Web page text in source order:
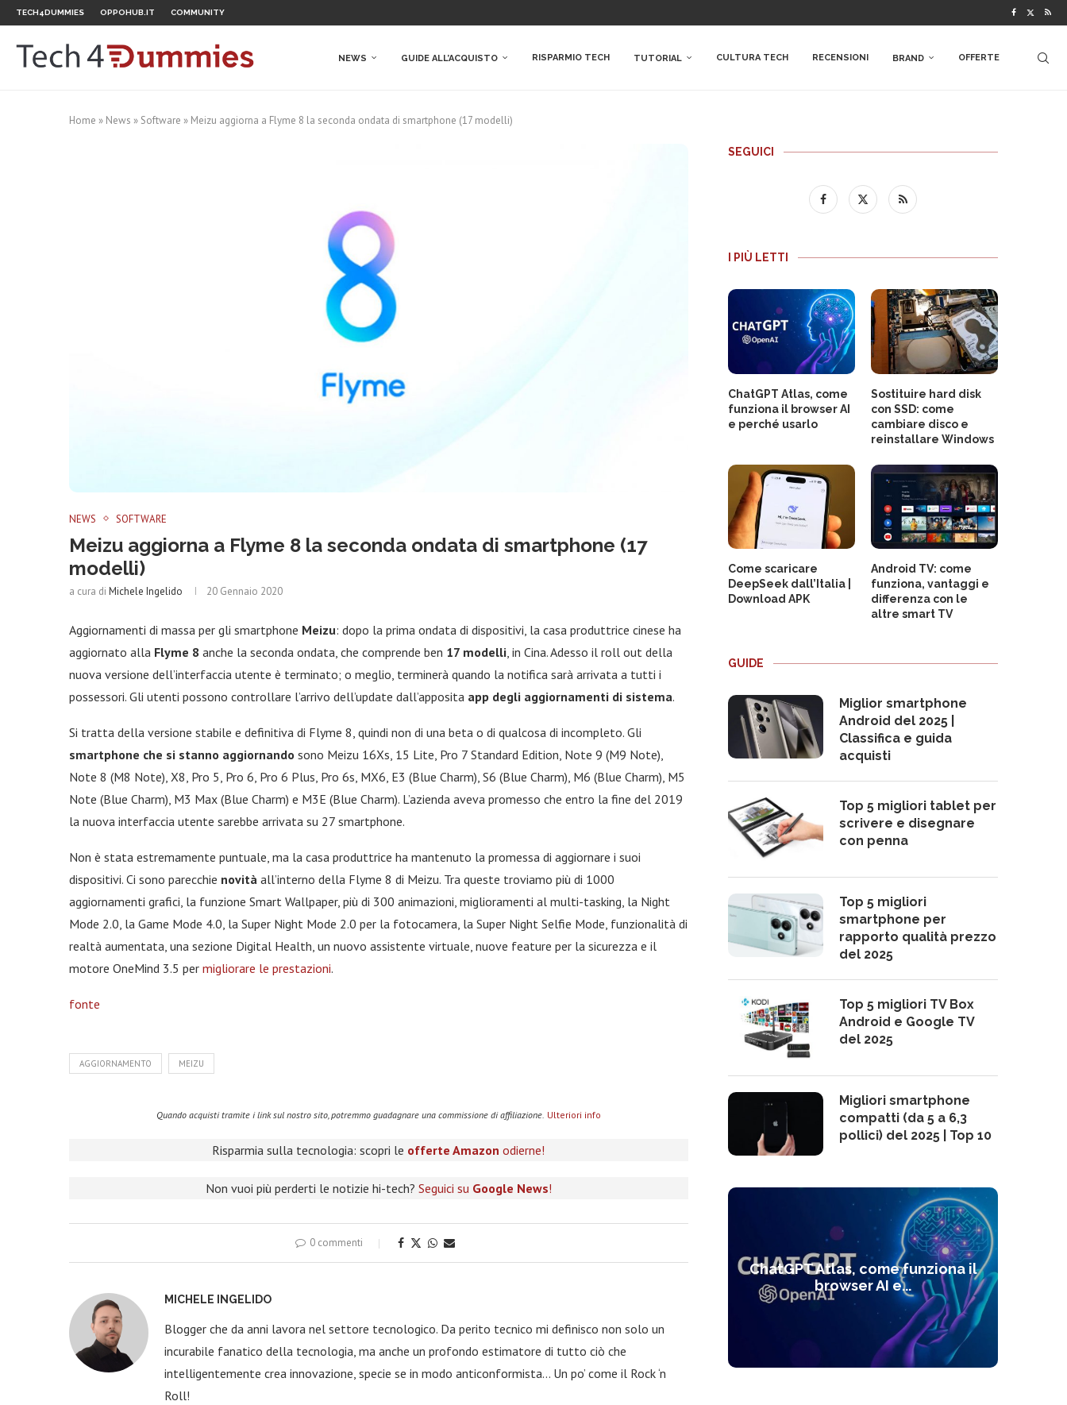
TECH4DUMMIES OPPOHUB.IT COMMUNITY
NEWS GUIDE ALL’ACQUISTO RISPARMIO TECH TUTORIAL CULTURA TECH RECENSIONI BRAND OFFERTE
Home » News » Software » Meizu aggiorna a Flyme 8 la seconda ondata di smartphone (17 modelli)
NEWS SOFTWARE
Meizu aggiorna a Flyme 8 la seconda ondata di smartphone (17
modelli)
a cura di Michele Ingelido 20 Gennaio 2020
Aggiornamenti di massa per gli smartphone Meizu: dopo la prima ondata di dispositivi, la casa produttrice cinese ha
aggiornato alla Flyme 8 anche la seconda ondata, che comprende ben 17 modelli , in Cina. Adesso il roll out della
nuova versione dell’interfaccia utente è terminato; o meglio, terminerà quando la notifica sarà arrivata a tutti i
possessori. Gli utenti possono controllare l’arrivo dell’update dall’apposita app degli aggiornamenti di sistema.
Si tratta della versione stabile e definitiva di Flyme 8, quindi non di una beta o di qualcosa di incompleto. Gli
smartphone che si stanno aggiornando sono Meizu 16Xs, 15 Lite, Pro 7 Standard Edition, Note 9 (M9 Note),
Note 8 (M8 Note), X8, Pro 5, Pro 6, Pro 6 Plus, Pro 6s, MX6, E3 (Blue Charm), S6 (Blue Charm), M6 (Blue Charm), M5
Note (Blue Charm), M3 Max (Blue Charm) e M3E (Blue Charm). L’azienda aveva promesso che entro la fine del 2019
la nuova interfaccia utente sarebbe arrivata su 27 smartphone.
Non è stata estremamente puntuale, ma la casa produttrice ha mantenuto la promessa di aggiornare i suoi
dispositivi. Ci sono parecchie novità all’interno della Flyme 8 di Meizu. Tra queste troviamo più di 1000
aggiornamenti grafici, la funzione Smart Wallpaper, più di 300 animazioni, miglioramenti al multi-tasking, la Night
Mode 2.0, la Game Mode 4.0, la Super Night Mode 2.0 per la fotocamera, la Super Night Selfie Mode, funzionalità di
realtà aumentata, una sezione Digital Health, un nuovo assistente virtuale, nuove feature per la sicurezza e il
motore OneMind 3.5 per migliorare le prestazioni.
fonte
AGGIORNAMENTO MEIZU
Quando acquisti tramite i link sul nostro sito, potremmo guadagnare una commissione di affiliazione. Ulteriori info
Risparmia sulla tecnologia: scopri le offerte Amazon odierne!
Non vuoi più perderti le notizie hi-tech? Seguici su Google News!
0 commenti
MICHELE INGELIDO
Blogger che da anni lavora nel settore tecnologico. Da perito tecnico mi definisco non solo un
incurabile fanatico della tecnologia, ma anche un profondo estimatore di tutto ciò che
intelligentemente crea innovazione, specie se in modo anticonformista… Un po’ come il Rock ‘n
Roll!
SEGUICI
I PIÙ LETTI
ChatGPT Atlas, come
funziona il browser AI
e perché usarlo
Sostituire hard disk
con SSD: come
cambiare disco e
reinstallare Windows
Come scaricare
DeepSeek dall’Italia |
Download APK
Android TV: come
funziona, vantaggi e
differenza con le
altre smart TV
GUIDE
Miglior smartphone
Android del 2025 |
Classifica e guida
acquisti
Top 5 migliori tablet per
scrivere e disegnare
con penna
Top 5 migliori
smartphone per
rapporto qualità prezzo
del 2025
Top 5 migliori TV Box
Android e Google TV
del 2025
Migliori smartphone
compatti (da 5 a 6,3
pollici) del 2025 | Top 10
ChatGPT Atlas, come funziona il
browser AI e...